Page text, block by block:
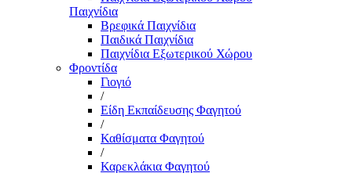
Παιχνίδια
Βρεφικά Παιχνίδια
Παιδικά Παιχνίδια
Παιχνίδια Εξωτερικού Χώρου
Φροντίδα
Γιογιό
/
Είδη Εκπαίδευσης Φαγητού
/
Καθίσματα Φαγητού
/
Καρεκλάκια Φαγητού